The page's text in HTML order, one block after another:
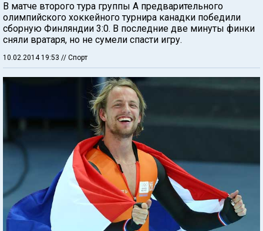
В матче второго тура группы А предварительного
олимпийского хоккейного турнира канадки победили
сборную Финляндии 3:0. В последние две минуты финки
сняли вратаря, но не сумели спасти игру.
10.02.2014 19:53 // Спорт